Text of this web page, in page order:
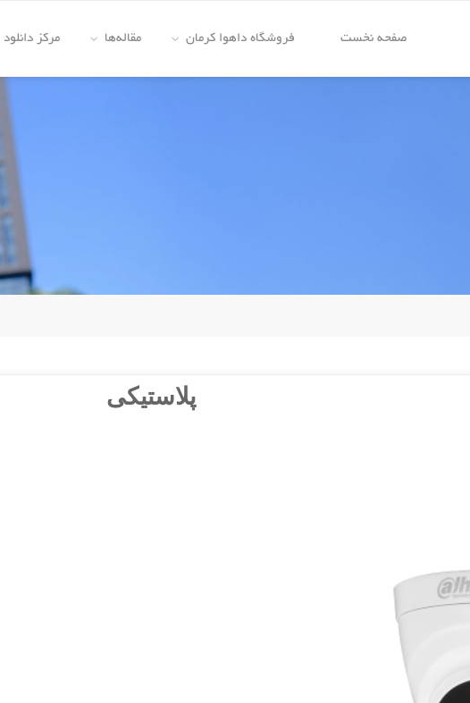
صفحه نخست فروشگاه داهوا کرمان مقاله‌ها مرکز دانلود
پلاستیکی